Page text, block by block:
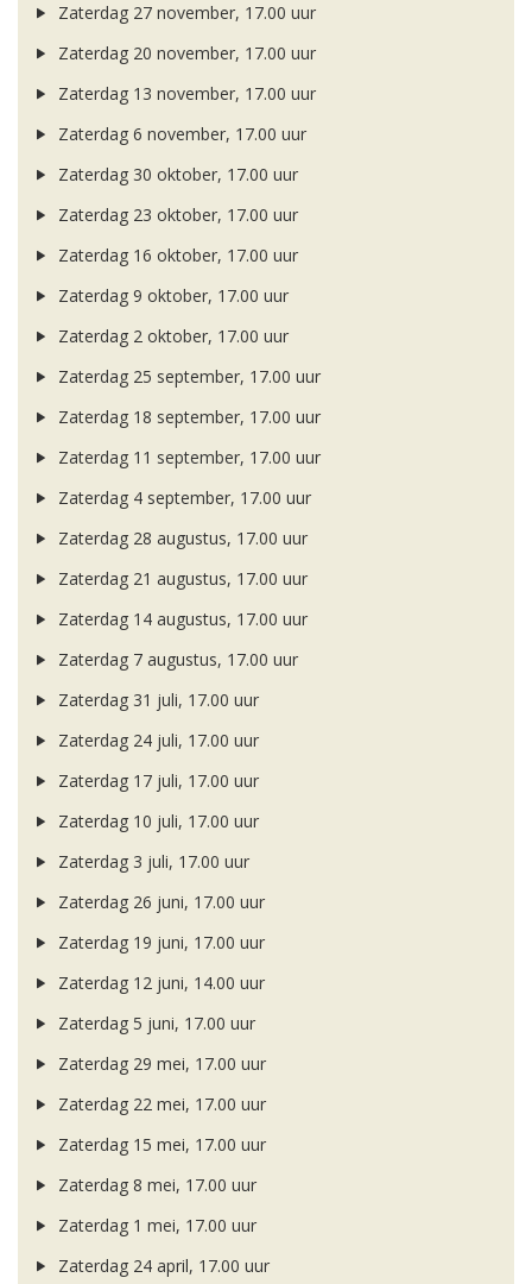
Zaterdag 27 november, 17.00 uur
Zaterdag 20 november, 17.00 uur
Zaterdag 13 november, 17.00 uur
Zaterdag 6 november, 17.00 uur
Zaterdag 30 oktober, 17.00 uur
Zaterdag 23 oktober, 17.00 uur
Zaterdag 16 oktober, 17.00 uur
Zaterdag 9 oktober, 17.00 uur
Zaterdag 2 oktober, 17.00 uur
Zaterdag 25 september, 17.00 uur
Zaterdag 18 september, 17.00 uur
Zaterdag 11 september, 17.00 uur
Zaterdag 4 september, 17.00 uur
Zaterdag 28 augustus, 17.00 uur
Zaterdag 21 augustus, 17.00 uur
Zaterdag 14 augustus, 17.00 uur
Zaterdag 7 augustus, 17.00 uur
Zaterdag 31 juli, 17.00 uur
Zaterdag 24 juli, 17.00 uur
Zaterdag 17 juli, 17.00 uur
Zaterdag 10 juli, 17.00 uur
Zaterdag 3 juli, 17.00 uur
Zaterdag 26 juni, 17.00 uur
Zaterdag 19 juni, 17.00 uur
Zaterdag 12 juni, 14.00 uur
Zaterdag 5 juni, 17.00 uur
Zaterdag 29 mei, 17.00 uur
Zaterdag 22 mei, 17.00 uur
Zaterdag 15 mei, 17.00 uur
Zaterdag 8 mei, 17.00 uur
Zaterdag 1 mei, 17.00 uur
Zaterdag 24 april, 17.00 uur